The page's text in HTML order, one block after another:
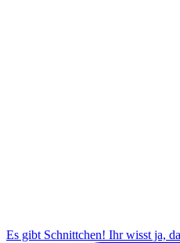
Es gibt Schnittchen! Ihr wisst ja,